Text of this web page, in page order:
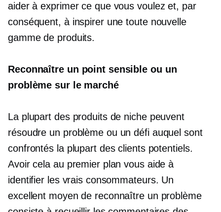
aider à exprimer ce que vous voulez et, par
conséquent, à inspirer une toute nouvelle
gamme de produits.
Reconnaître un point sensible ou un
problème sur le marché
La plupart des produits de niche peuvent
résoudre un problème ou un défi auquel sont
confrontés la plupart des clients potentiels.
Avoir cela au premier plan vous aide à
identifier les vrais consommateurs. Un
excellent moyen de reconnaître un problème